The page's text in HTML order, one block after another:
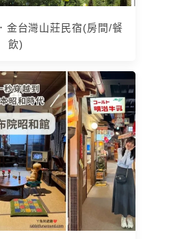
金台灣山莊民宿(房間/餐
飲)